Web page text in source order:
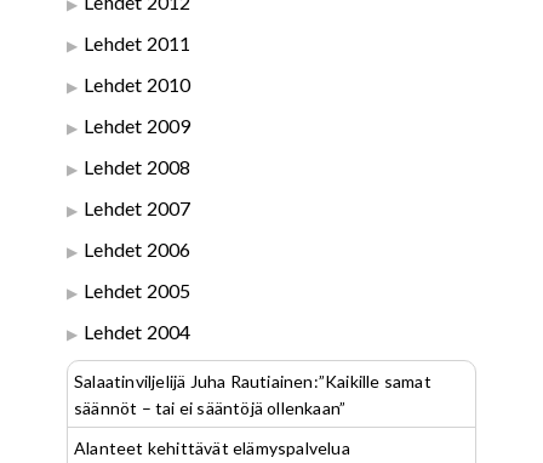
Lehdet 2011
Lehdet 2010
Lehdet 2009
Lehdet 2008
Lehdet 2007
Lehdet 2006
Lehdet 2005
Lehdet 2004
Salaatinviljelijä Juha Rautiainen:”Kaikille samat
säännöt – tai ei sääntöjä ollenkaan”
Alanteet kehittävät elämyspalvelua